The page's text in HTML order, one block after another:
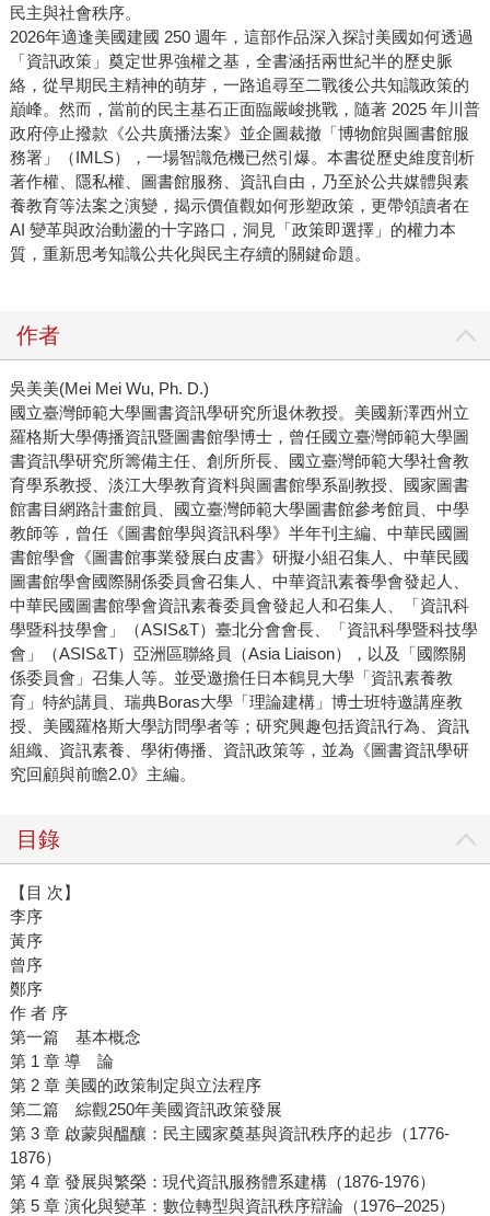
民主與社會秩序。
2026年適逢美國建國 250 週年，這部作品深入探討美國如何透過
「資訊政策」奠定世界強權之基，全書涵括兩世紀半的歷史脈
絡，從早期民主精神的萌芽，一路追尋至二戰後公共知識政策的
巔峰。然而，當前的民主基石正面臨嚴峻挑戰，隨著 2025 年川普
政府停止撥款《公共廣播法案》並企圖裁撤「博物館與圖書館服
務署」（IMLS），一場智識危機已然引爆。本書從歷史維度剖析
著作權、隱私權、圖書館服務、資訊自由，乃至於公共媒體與素
養教育等法案之演變，揭示價值觀如何形塑政策，更帶領讀者在
AI 變革與政治動盪的十字路口，洞見「政策即選擇」的權力本
質，重新思考知識公共化與民主存續的關鍵命題。
作者
吳美美(Mei Mei Wu, Ph. D.)
國立臺灣師範大學圖書資訊學研究所退休教授。美國新澤西州立
羅格斯大學傳播資訊暨圖書館學博士，曾任國立臺灣師範大學圖
書資訊學研究所籌備主任、創所所長、國立臺灣師範大學社會教
育學系教授、淡江大學教育資料與圖書館學系副教授、國家圖書
館書目網路計畫館員、國立臺灣師範大學圖書館參考館員、中學
教師等，曾任《圖書館學與資訊科學》半年刊主編、中華民國圖
書館學會《圖書館事業發展白皮書》研擬小組召集人、中華民國
圖書館學會國際關係委員會召集人、中華資訊素養學會發起人、
中華民國圖書館學會資訊素養委員會發起人和召集人、「資訊科
學暨科技學會」（ASIS&T）臺北分會會長、「資訊科學暨科技學
會」（ASIS&T）亞洲區聯絡員（Asia Liaison），以及「國際關
係委員會」召集人等。並受邀擔任日本鶴見大學「資訊素養教
育」特約講員、瑞典Boras大學「理論建構」博士班特邀講座教
授、美國羅格斯大學訪問學者等；研究興趣包括資訊行為、資訊
組織、資訊素養、學術傳播、資訊政策等，並為《圖書資訊學研
究回顧與前瞻2.0》主編。
目錄
【目 次】
李序
黃序
曾序
鄭序
作 者 序
第一篇 基本概念
第 1 章 導 論
第 2 章 美國的政策制定與立法程序
第二篇 綜觀250年美國資訊政策發展
第 3 章 啟蒙與醞釀：民主國家奠基與資訊秩序的起步（1776-
1876）
第 4 章 發展與繁榮：現代資訊服務體系建構（1876-1976）
第 5 章 演化與變革：數位轉型與資訊秩序辯論（1976–2025）